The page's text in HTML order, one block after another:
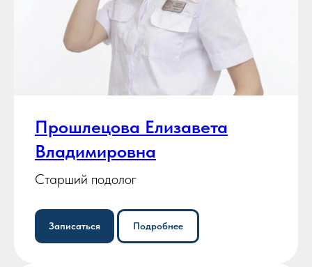
Прошлецова Елизавета
Владимировна
Старший подолог
Записаться Подробнее